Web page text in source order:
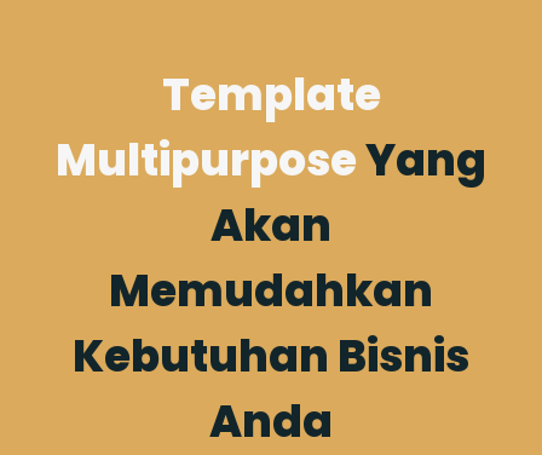
Template
MultipurposeYang
Akan
Memudahkan
Kebutuhan Bisnis
Anda